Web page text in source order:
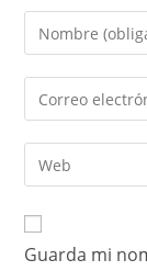
Guarda mi